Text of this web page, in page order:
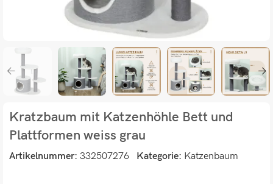
Kratzbaum mit Katzenhöhle Bett und
Plattformen weiss grau
Artikelnummer: 332507276 Kategorie: Katzenbaum